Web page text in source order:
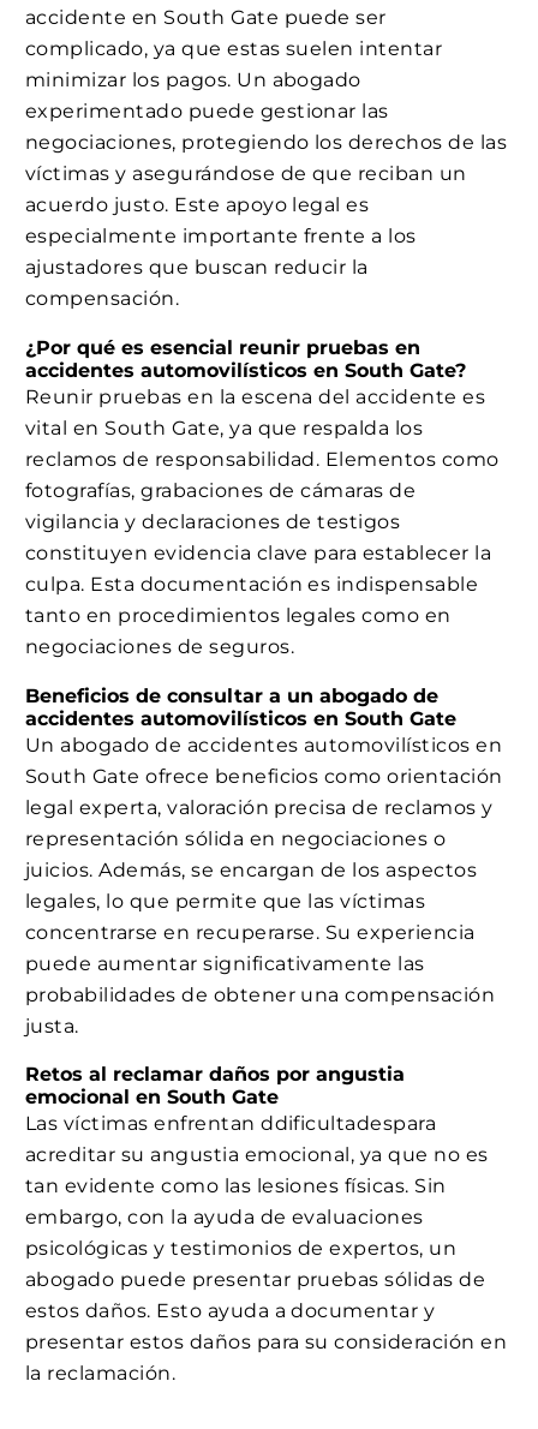
accidente en South Gate puede ser
complicado, ya que estas suelen intentar
minimizar los pagos. Un abogado
experimentado puede gestionar las
negociaciones, protegiendo los derechos de las
víctimas y asegurándose de que reciban un
acuerdo justo. Este apoyo legal es
especialmente importante frente a los
ajustadores que buscan reducir la
compensación.
¿Por qué es esencial reunir pruebas en
accidentes automovilísticos en South Gate?
Reunir pruebas en la escena del accidente es
vital en South Gate, ya que respalda los
reclamos de responsabilidad. Elementos como
fotografías, grabaciones de cámaras de
vigilancia y declaraciones de testigos
constituyen evidencia clave para establecer la
culpa. Esta documentación es indispensable
tanto en procedimientos legales como en
negociaciones de seguros.
Beneficios de consultar a un abogado de
accidentes automovilísticos en South Gate
Un abogado de accidentes automovilísticos en
South Gate ofrece beneficios como orientación
legal experta, valoración precisa de reclamos y
representación sólida en negociaciones o
juicios. Además, se encargan de los aspectos
legales, lo que permite que las víctimas
concentrarse en recuperarse. Su experiencia
puede aumentar significativamente las
probabilidades de obtener una compensación
justa.
Retos al reclamar daños por angustia
emocional en South Gate
Las víctimas enfrentan ddificultadespara
acreditar su angustia emocional, ya que no es
tan evidente como las lesiones físicas. Sin
embargo, con la ayuda de evaluaciones
psicológicas y testimonios de expertos, un
abogado puede presentar pruebas sólidas de
estos daños. Esto ayuda a documentar y
presentar estos daños para su consideración en
la reclamación.